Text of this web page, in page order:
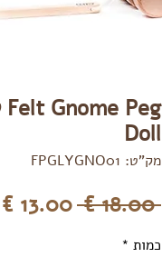
Gnome Peg
Doll
מק"ט: FPGLYGNO01
‏18.00 ‏€
מחיר
כמות *